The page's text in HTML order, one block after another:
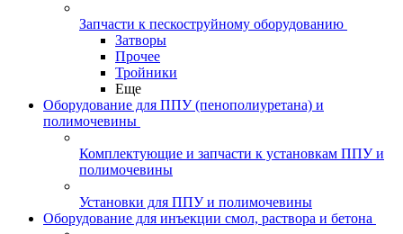
Запчасти к пескоструйному оборудованию
Затворы
Прочее
Тройники
Еще
Оборудование для ППУ (пенополиуретана) и
полимочевины
Комплектующие и запчасти к установкам ППУ и
полимочевины
Установки для ППУ и полимочевины
Оборудование для инъекции смол, раствора и бетона